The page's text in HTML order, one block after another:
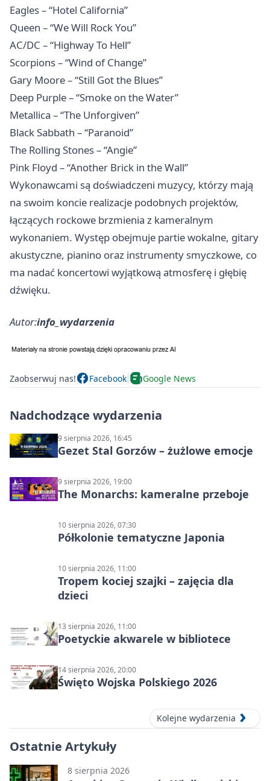
Eagles – “Hotel California”
Queen – “We Will Rock You”
AC/DC – “Highway To Hell”
Scorpions – “Wind of Change”
Gary Moore – “Still Got the Blues”
Deep Purple – “Smoke on the Water”
Metallica – “The Unforgiven”
Black Sabbath – “Paranoid”
The Rolling Stones – “Angie”
Pink Floyd – “Another Brick in the Wall”
Wykonawcami są doświadczeni muzycy, którzy mają
na swoim koncie realizacje podobnych projektów,
łączących rockowe brzmienia z kameralnym
wykonaniem. Występ obejmuje partie wokalne, gitary
akustyczne, pianino oraz instrumenty smyczkowe, co
ma nadać koncertowi wyjątkową atmosferę i głębię
dźwięku.
Autor:info_wydarzenia
Zaobserwuj nas! Facebook Google News
Nadchodzące wydarzenia
9 sierpnia 2026, 16:45
Gezet Stal Gorzów – żużlowe emocje
9 sierpnia 2026, 19:00
The Monarchs: kameralne przeboje
10 sierpnia 2026, 07:30
Półkolonie tematyczne Japonia
10 sierpnia 2026, 11:00
Tropem kociej szajki – zajęcia dla
dzieci
13 sierpnia 2026, 11:00
Poetyckie akwarele w bibliotece
14 sierpnia 2026, 20:00
Święto Wojska Polskiego 2026
Kolejne wydarzenia
Ostatnie Artykuły
8 sierpnia 2026